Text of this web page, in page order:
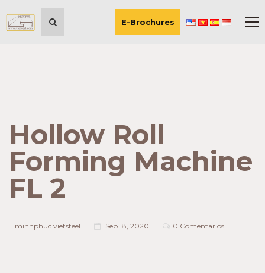
E-Brochures
Hollow Roll
Forming Machine
FL 2
minhphuc.vietsteel Sep 18, 2020 0 Comentarios